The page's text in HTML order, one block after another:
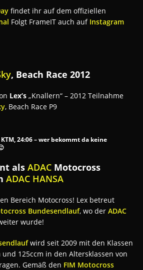
findet ihr auf dem offiziellen
Folgt FrameIT auch auf Instagram
, Beach Race 2012
Lex’s „Knallern“ – 2012 Teilnahme
, Beach Race P9
24:06 – wer bekommt da keine
als ADAC Motocross
ADAC HANSA
Bereich Motocross! Lex betreut
Bundesendlauf, wo der ADAC
wurde!
wird seit 2009 mit den Klassen
und 125ccm in den Altersklassen von
Gemäß den FIM Motocross